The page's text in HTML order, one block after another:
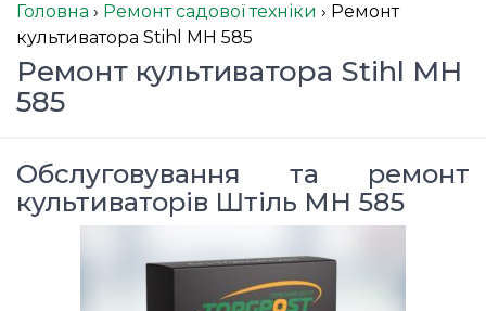
Головна › Ремонт садової техніки › Ремонт
культиватора Stihl MH 585
Ремонт культиватора Stihl MH
585
Обслуговування та ремонт
культиваторів Штіль MH 585